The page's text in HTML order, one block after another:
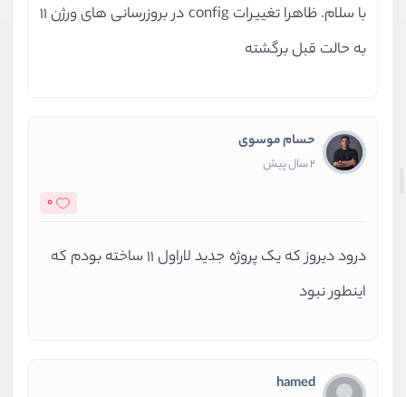
با سلام. ظاهرا تغییرات config در بروزرسانی های ورژن 11
به حالت قبل برگشته
حسام موسوی
2 سال پیش
0
درود دیروز که یک پروژه جدید لاراول ۱۱ ساخته بودم که
اینطور نبود
hamed